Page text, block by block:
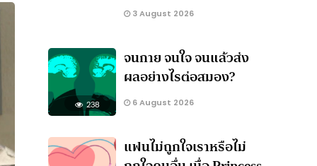
3 August 2026
238
จนกาย จนใจ จนแล้วส่ง
ผลอย่างไรต่อสมอง?
6 August 2026
แฟนไม่ถูกใจเราหรือไม่